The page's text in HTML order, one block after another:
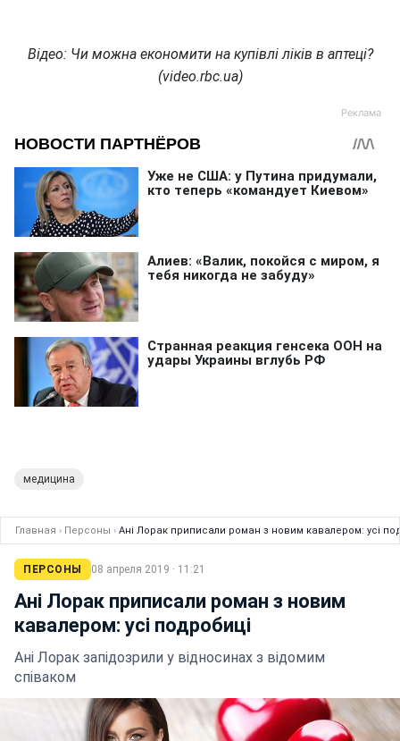
Відео: Чи можна економити на купівлі ліків в аптеці?
(video.rbc.ua)
медицина
Главная › Персоны › Ані Лорак приписали роман з новим кавалером: усі
ПЕРСОНЫ 08 апреля 2019 · 11:21
Ані Лорак приписали роман з новим
кавалером: усі подробиці
Ані Лорак запідозрили у відносинах з відомим
співаком